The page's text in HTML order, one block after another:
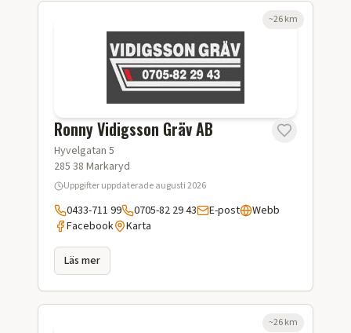
Ronny Vidigsson Gräv AB
Hyvelgatan 5
285 38 Markaryd
Uppgifter uppdateradeaugusti 2026
0433-711 99 0705-82 29 43 E-post
Webb
Facebook
Karta
Läs mer
~26km
~26km